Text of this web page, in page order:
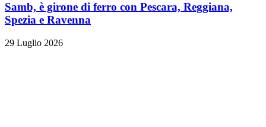
Samb, è girone di ferro con Pescara, Reggiana,
Spezia e Ravenna
29 Luglio 2026